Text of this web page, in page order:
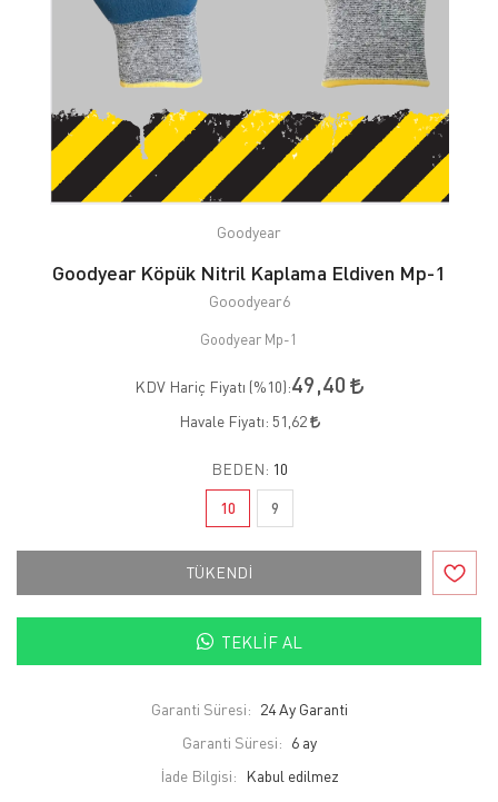
Goodyear
Goodyear Köpük Nitril Kaplama Eldiven Mp-1
Gooodyear6
Goodyear Mp-1
KDV Hariç Fiyatı (%10):49,40
Havale Fiyatı: 51,62
BEDEN: 10
10 9
TÜKENDİ
TEKLIF AL
Garanti Süresi: 24 Ay Garanti
Garanti Süresi: 6 ay
İade Bilgisi: